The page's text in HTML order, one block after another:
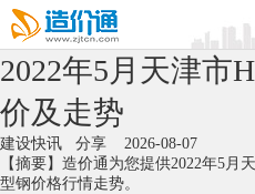
2022年5月天津市
价及走势
建设快讯 分享 2026-08-07
【摘要】造价通为您提供2022年5
型钢价格行情走势。